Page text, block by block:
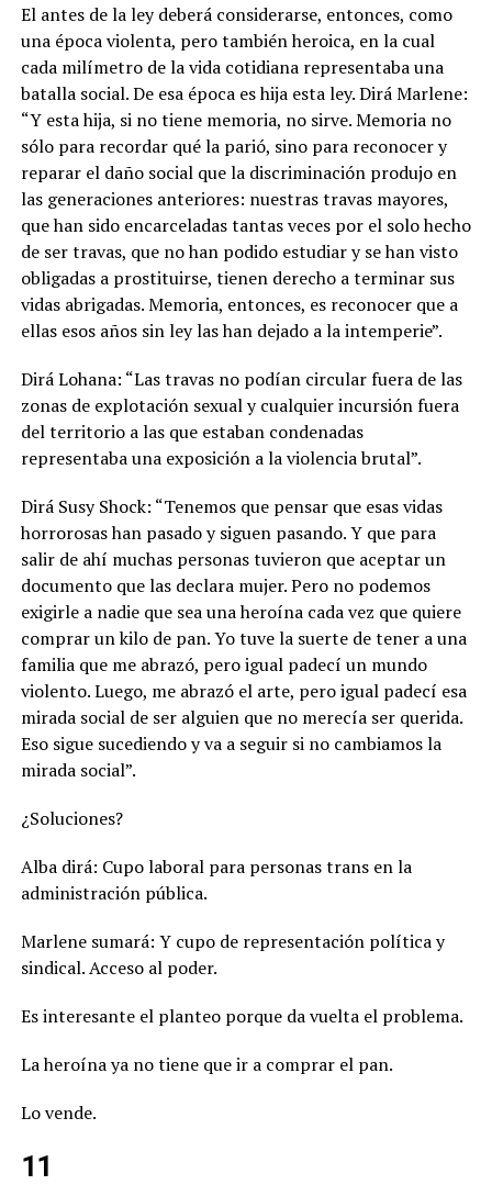
El antes de la ley deberá considerarse, entonces, como
una época violenta, pero también heroica, en la cual
cada milímetro de la vida cotidiana representaba una
batalla social. De esa época es hija esta ley. Dirá Marlene:
“Y esta hija, si no tiene memoria, no sirve.Memoria no
sólo para recordar qué la parió, sino para reconocer y
reparar el daño social que la discriminación produjo en
las generaciones anteriores: nuestras travas mayores,
que han sido encarceladas tantas veces por el solo hecho
de ser travas, que no han podido estudiar y se han visto
obligadas a prostituirse, tienen derecho a terminar sus
vidas abrigadas.Memoria, entonces, es reconocer que a
ellas esos años sin ley las han dejado a la intemperie”.
Dirá Lohana: “Las travas no podían circular fuera de las
zonas de explotación sexual y cualquier incursión fuera
del territorio a las que estaban condenadas
representaba una exposición a la violencia brutal”.
Dirá Susy Shock: “Tenemos que pensar que esas vidas
horrorosas han pasado y siguen pasando. Y que para
salir de ahí muchas personas tuvieron que aceptar un
documento que las declara mujer. Pero no podemos
exigirle a nadie que sea una heroína cada vez que quiere
comprar un kilo de pan. Yo tuve la suerte de tener a una
familia que me abrazó, pero igual padecí un mundo
violento. Luego, me abrazó el arte, pero igual padecí esa
mirada social de ser alguien que no merecía ser querida.
Eso sigue sucediendo y va a seguir si no cambiamos la
mirada social”.
¿Soluciones?
Alba dirá: Cupo laboral para personas trans en la
administración pública.
Marlene sumará: Y cupo de representación política y
sindical. Acceso al poder.
Es interesante el planteo porque da vuelta el problema.
La heroína ya no tiene que ir a comprar el pan.
Lo vende.
11